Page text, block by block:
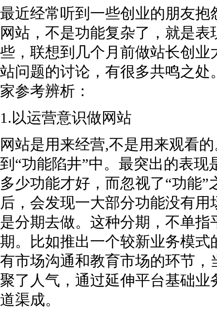
最近经常听到一些创业的朋友
网站，不是功能复杂了，就是
些，联想到几个月前做站长创
站问题的讨论，有很多共鸣之
家参考辨析：
1.以运营意识做网站
网站是用来经营,不是用来观看
到“功能陷井”中。最突出的表
多少功能才好，而忽视了“功能
后，会发现一大部分功能没有
是分期去做。这种分期，不单
期。比如推出一个较新业务模
有市场沟通和教育市场的环节
聚了人气，通过延伸平台基础
道渠成。